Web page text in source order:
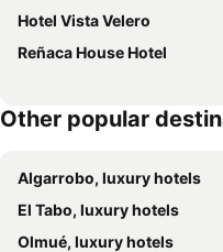
Hotel Vista Velero
Reñaca House Hotel
Other popular
Algarrobo, luxury hotels
El Tabo, luxury hotels
Olmué, luxury hotels